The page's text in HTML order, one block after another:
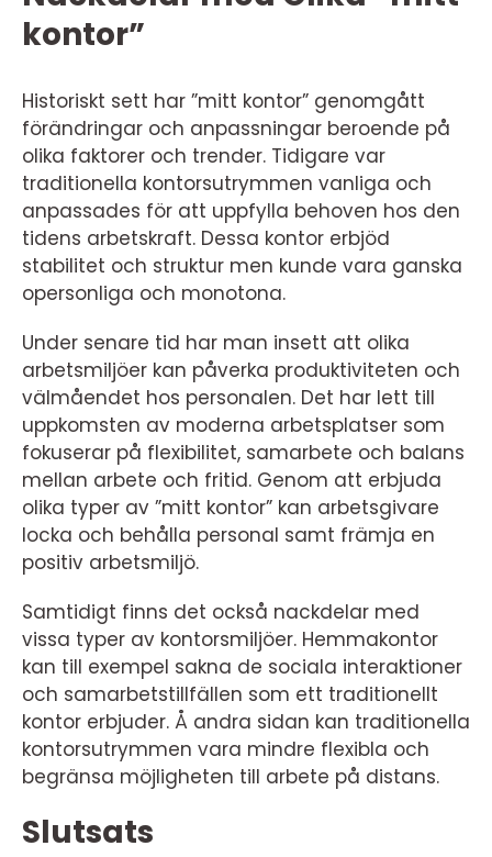
kontor”
Historiskt sett har ”mitt kontor” genomgått
förändringar och anpassningar beroende på
olika faktorer och trender. Tidigare var
traditionella kontorsutrymmen vanliga och
anpassades för att uppfylla behoven hos den
tidens arbetskraft. Dessa kontor erbjöd
stabilitet och struktur men kunde vara ganska
opersonliga och monotona.
Under senare tid har man insett att olika
arbetsmiljöer kan påverka produktiviteten och
välmåendet hos personalen. Det har lett till
uppkomsten av moderna arbetsplatser som
fokuserar på flexibilitet, samarbete och balans
mellan arbete och fritid. Genom att erbjuda
olika typer av ”mitt kontor” kan arbetsgivare
locka och behålla personal samt främja en
positiv arbetsmiljö.
Samtidigt finns det också nackdelar med
vissa typer av kontorsmiljöer. Hemmakontor
kan till exempel sakna de sociala interaktioner
och samarbetstillfällen som ett traditionellt
kontor erbjuder. Å andra sidan kan traditionella
kontorsutrymmen vara mindre flexibla och
begränsa möjligheten till arbete på distans.
Slutsats